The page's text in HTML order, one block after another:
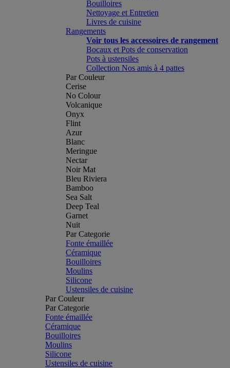
Bouilloires
Nettoyage et Entretien
Livres de cuisine
Rangements
Voir tous les accessoires de rangement
Bocaux et Pots de conservation
Pots à ustensiles
Collection Nos amis à 4 pattes
Par Couleur
Cerise
No Colour
Volcanique
Onyx
Flint
Azur
Blanc
Meringue
Nectar
Noir Mat
Bleu Riviera
Bamboo
Sea Salt
Deep Teal
Garnet
Nuit
Par Categorie
Fonte émaillée
Céramique
Bouilloires
Moulins
Silicone
Ustensiles de cuisine
Par Couleur
Par Categorie
Fonte émaillée
Céramique
Bouilloires
Moulins
Silicone
Ustensiles de cuisine